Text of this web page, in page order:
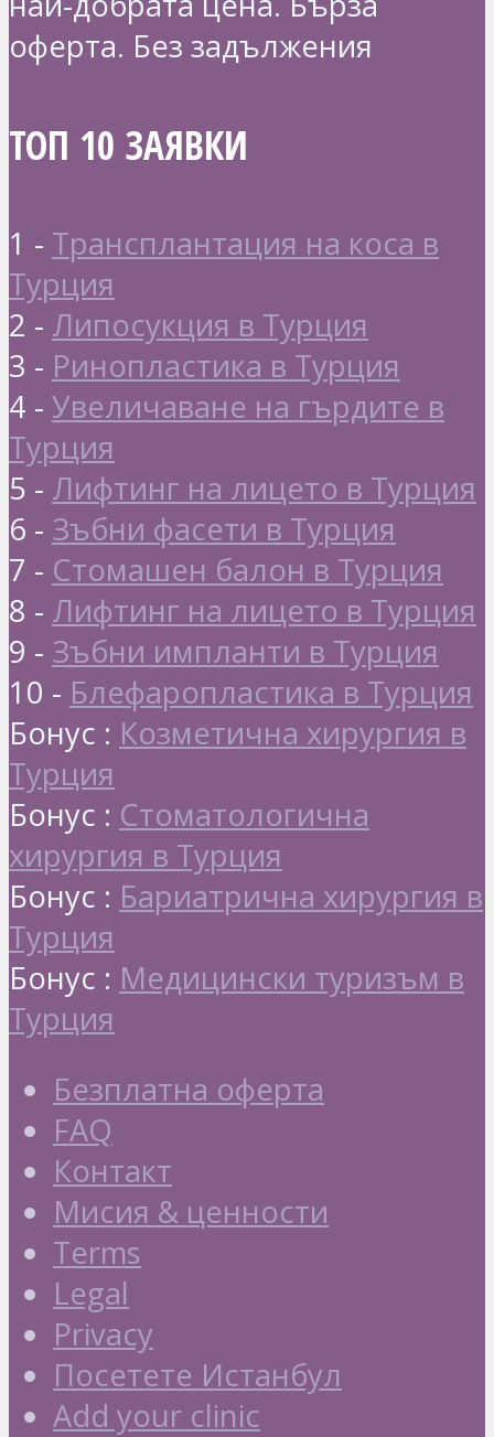
оферта. Без задължения
ТОП 10 ЗАЯВКИ
1 - Трансплантация на коса в
Турция
2 - Липосукция в Турция
3 - Ринопластика в Турция
4 - Увеличаване на гърдите в
Турция
5 - Лифтинг на лицето в Турция
6 - Зъбни фасети в Турция
7 - Стомашен балон в Турция
8 - Лифтинг на лицето в Турция
9 - Зъбни импланти в Турция
10 - Блефаропластика в Турция
Бонус : Козметична хирургия в
Турция
Бонус : Стоматологична
хирургия в Турция
Бонус : Бариатрична хирургия в
Турция
Бонус : Медицински туризъм в
Турция
Безплатна оферта
FAQ
Контакт
Мисия & ценности
Terms
Legal
Privacy
Посетете Истанбул
Add your clinic